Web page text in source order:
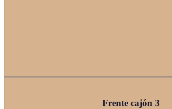
Frente cajón 3